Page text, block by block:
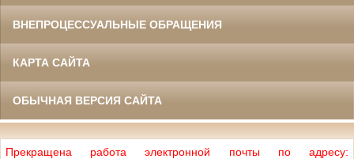
ВНЕПРОЦЕССУАЛЬНЫЕ ОБРАЩЕНИЯ
КАРТА САЙТА
ОБЫЧНАЯ ВЕРСИЯ САЙТА
Прекращена работа электронной почты по адресу: